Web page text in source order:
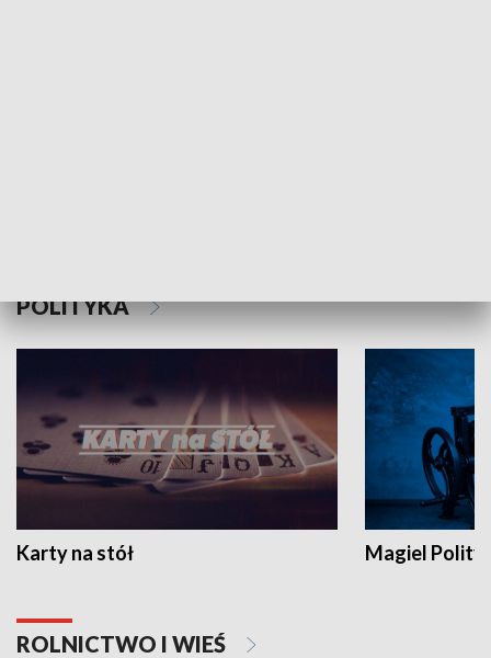
POLITYKA
Karty na stół Magiel
ROLNICTWO I WIEŚ